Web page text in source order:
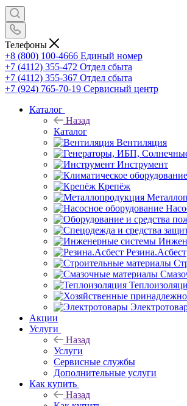
Телефоны
+8 (800) 100-4666 Единый номер
+7 (4112) 355-472 Отдел сбыта
+7 (4112) 355-367 Отдел сбыта
+7 (924) 765-70-19 Сервисный центр
Каталог
Назад
Каталог
Вентиляция
Инструмент
Крепёж
Резина.Асбест
Акции
Услуги
Назад
Услуги
Сервисные службы
Дополнительные услуги
Как купить
Назад